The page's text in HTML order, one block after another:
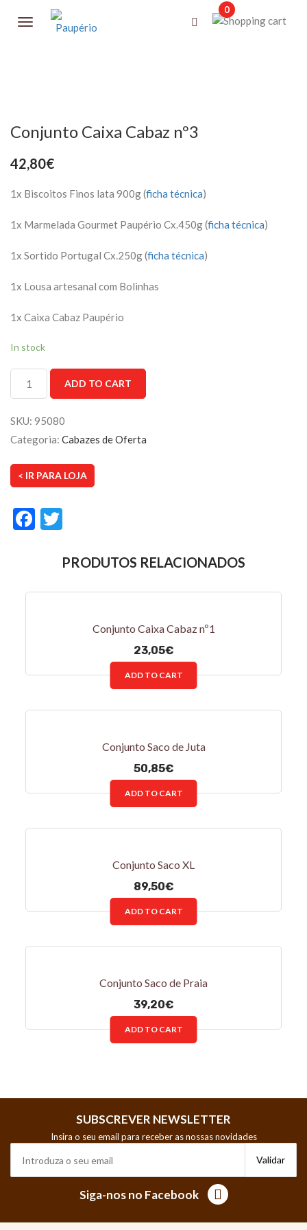
0
Conjunto Caixa Cabaz nº3
42,80€
1x Biscoitos Finos lata 900g (ficha técnica)
1x Marmelada Gourmet Paupério Cx.450g (ficha técnica)
1x Sortido Portugal Cx.250g (ficha técnica)
1x Lousa artesanal com Bolinhas
1x Caixa Cabaz Paupério
In stock
Conjunto
Caixa
nº3
quantity
ADD TO CART
SKU: 95080
Categoria: Cabazes de Oferta
< IR PARA LOJA
Facebook
PRODUTOS RELACIONADOS
Conjunto Caixa Cabaz nº1
23,05€
ADD TO CART
Conjunto Saco de Juta
50,85€
ADD TO CART
Conjunto Saco XL
89,50€
ADD TO CART
Conjunto Saco de Praia
39,20€
ADD TO CART
SUBSCREVER NEWSLETTER
Insira o seu email para receber as nossas novidades
Siga-nos no Facebook